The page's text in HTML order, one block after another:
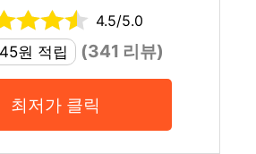
4.5/5.0
원 적립
(341 리뷰)
최저가 클릭